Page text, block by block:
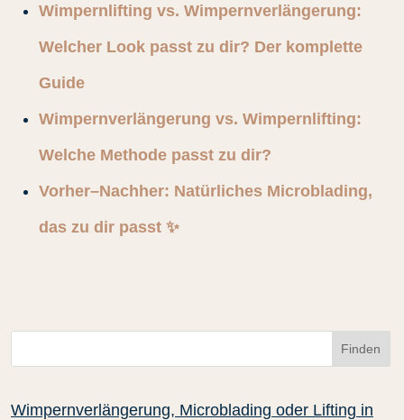
Wimpernlifting vs. Wimpernverlängerung:
Welcher Look passt zu dir? Der komplette
Guide
Wimpernverlängerung vs. Wimpernlifting:
Welche Methode passt zu dir?
Vorher–Nachher: Natürliches Microblading,
das zu dir passt ✨
Finden
Wimpernverlängerung, Microblading oder Lifting in